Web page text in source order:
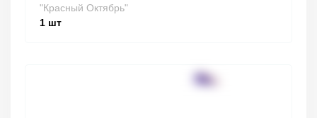
"Красный Октябрь"
1 шт